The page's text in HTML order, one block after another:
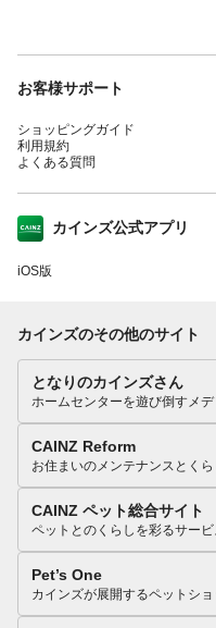
お客様サポート
ショッピングガイド
利用規約
よくある質問
カインズ公式アプリ
iOS版
カインズのその他のサイト
となりのカインズさん
ホームセンターを遊び倒すメデ
CAINZ Reform
お住まいのメンテナンスとくら
CAINZ ペット総合サイト
ペットとのくらしを彩るサー
Pet’s One
カインズが展開するペットシ